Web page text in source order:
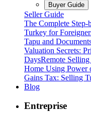
Buyer Guide
Seller Guide
The Complete
Turkey for
Tapu and
Valuation Secrets:
DaysRemote
Home Using
Gains Tax: Selling
Blog
Entreprise